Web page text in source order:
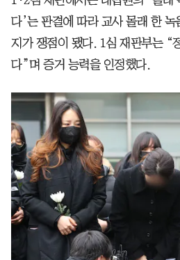
다’는 판결에 따라 교사 몰래 한
지가 쟁점이 됐다. 1심 재판부는 “
다”며 증거 능력을 인정했다.